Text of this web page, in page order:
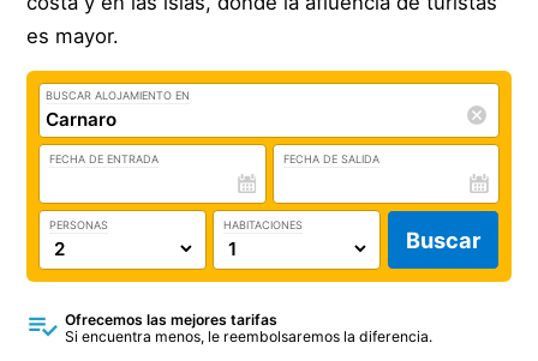
es mayor.
BUSCAR ALOJAMIENTO EN
FECHA DE ENTRADA FECHA DE SALIDA
PERSONAS HABITACIONES
Buscar
Ofrecemos las mejores tarifas
Si encuentra menos, le reembolsaremos la diferencia.